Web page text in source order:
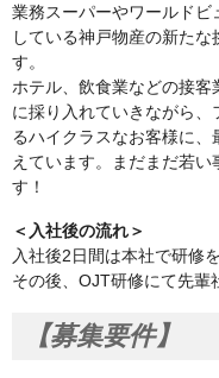
業務スーパーやワールドビ
している神戸物産の新た
す。
ホテル、飲食業などの接
に採り入れていきながら
るハイクラスなお客様に
えています。まだまだ若
す！
＜入社後の流れ＞
入社後2日間は本社で研修
その後、OJT研修にて先輩
【募集要件】